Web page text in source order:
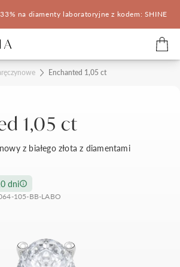
na diamenty laboratoryjne z kodem: SHINE
Auroria
Korzyści z zakupu
Enchanted 1,05 ct
1,05 ct
z białego złota z diamentami
dni
105-BB-LABO